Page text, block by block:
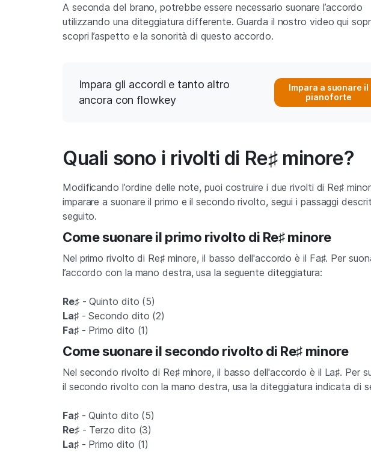
A seconda del brano, potrebbe essere necessario suonare l’accordo
utilizzando una diteggiatura differente. Guarda il nostro video qui
scopri l’aspetto e la sonorità di questo accordo.
Impara gli accordi e tanto altro
ancora con flowkey
Impara a suonare il
pianoforte
Quali sono i rivolti di Re♯ minore?
Modificando l’ordine delle note, puoi costruire i due rivolti di Re♯
imparare a suonare il primo e il secondo rivolto, segui i passaggi
seguito.
Come suonare il primo rivolto di Re♯ minore
Nel primo rivolto di Re♯ minore, il basso dell'accordo è il Fa♯. Per
l’accordo con la mano destra, usa la seguente diteggiatura:
Re♯- Quinto dito (5)
La♯ - Secondo dito (2)
Fa♯- Primo dito (1)
Come suonare il secondo rivolto di Re♯ minore
Nel secondo rivolto di Re♯ minore, il basso dell'accordo è il La♯. Per
il secondo rivolto con la mano destra, usa la diteggiatura indicata di
Fa♯- Quinto dito (5)
Re♯- Terzo dito (3)
La♯- Primo dito (1)